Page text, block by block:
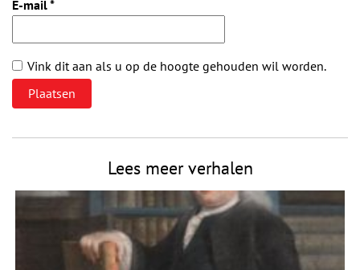
E-mail*
Vink dit aan als u op de hoogte gehouden wil worden.
Lees meer verhalen